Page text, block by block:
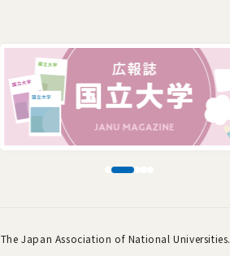
The Japan Association of National Universities.